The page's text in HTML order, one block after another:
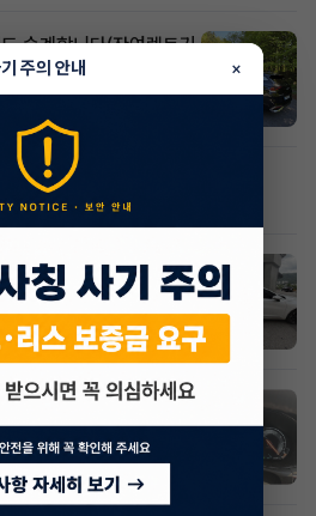
승계합니다(잔여렌트기
차 렌트 찾으시는분!!
옵션) 758,780원
합니다 지원금 협의연락
주의 안내 ×